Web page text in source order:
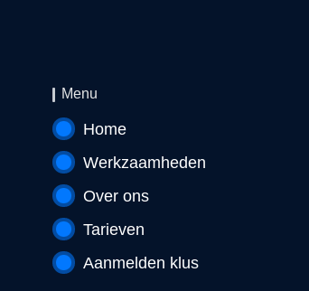
Menu
Home
Werkzaamheden
Over ons
Tarieven
Aanmelden klus